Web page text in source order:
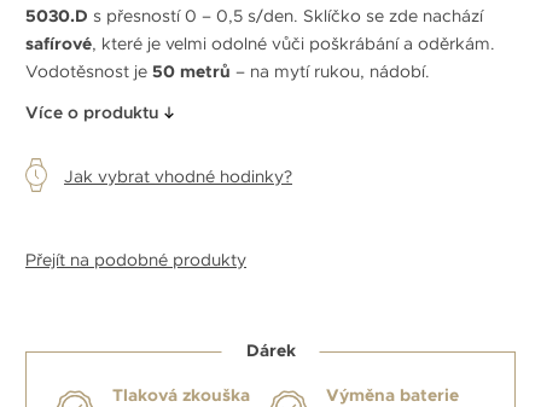
5030.D s přesností 0 – 0,5 s/den. Sklíčko se zde nachází
safírové, které je velmi odolné vůči poškrábání a oděrkám.
Vodotěsnost je 50 metrů – na mytí rukou, nádobí.
Více o produktu
Jak vybrat vhodné hodinky?
Přejít na podobné produkty
Dárek
Tlaková zkouška
Výměna baterie